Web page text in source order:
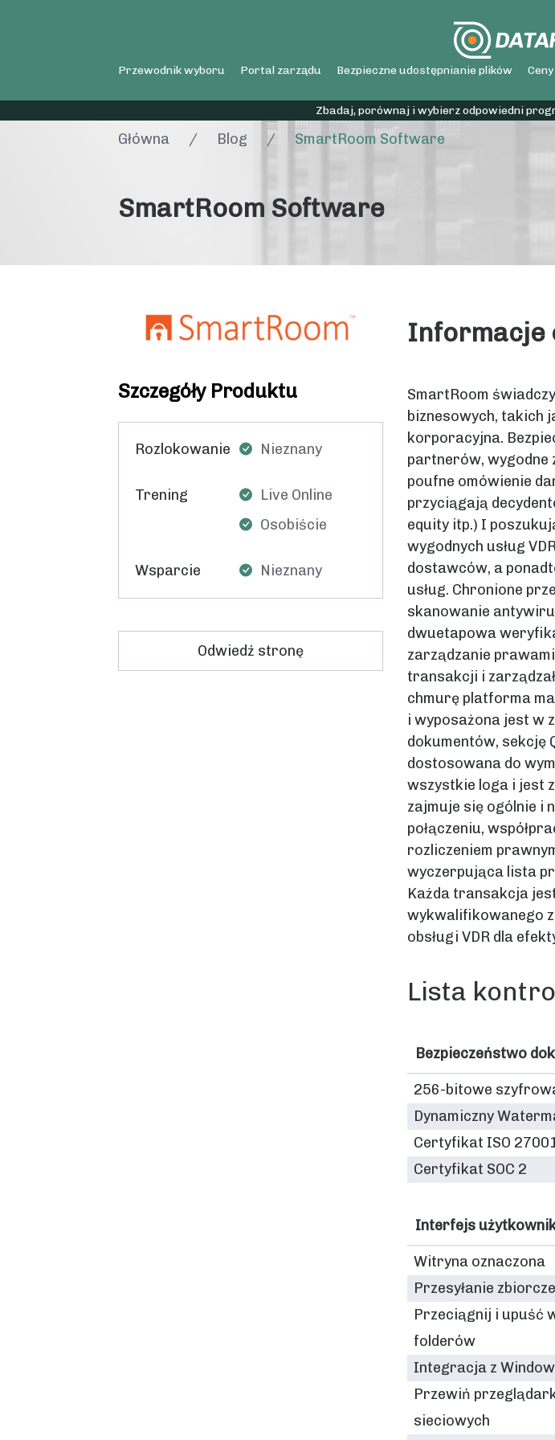
Przewodnik wyboru Portal zarządu Bezpieczne udostępnianie plików
Zbadaj, porównaj i wybierz odpowiedni
Główna / Blog / SmartRoom Software
SmartRoom Software
Szczegóły Produktu
Rozlokowanie Nieznany
Trening
Live Online
Osobiście
Wsparcie Nieznany
Odwiedź stronę
Informacje
SmartRoom
biznesowych, takich
korporacyjna.
partnerów,
poufne omówienie
przyciągają
equity itp.) I
wygodnych usług
dostawców, a
usług. Chronione
skanowanie
dwuetapowa
zarządzanie
transakcji i
chmurę platforma
i wyposażona jest w
dokumentów, sekcję
dostosowana do
wszystkie loga i jest
zajmuje się ogólnie i
połączeniu,
rozliczeniem
wyczerpująca lista
Każda transakcja
wykwalifikowanego
obsługi VDR dla
Lista
Bezpieczeństwo
256-bitowe
Dynamiczny
Certyfikat ISO
Certyfikat SOC 2
Interfejs
Witryna oznaczona
Przesyłanie zbiorcze
Przeciągnij i upuść
folderów
Integracja z
Przewiń
sieciowych